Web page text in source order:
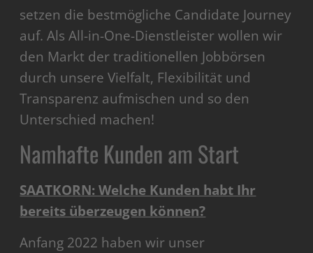
setzen die bestmögliche Candidate Journey
auf. Als All-in-One-Dienstleister wollen wir
den Markt der traditionellen Jobbörsen
durch unsere Vielfalt, Flexibilität und
Transparenz aufmischen und so den
Unterschied machen!
Namhafte Kunden am Start
SAATKORN: Welche Kunden habt Ihr
bereits überzeugen können?
Anfang 2022 haben wir unser